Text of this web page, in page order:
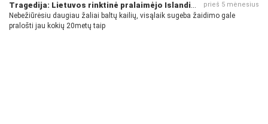
prieš 5 mėnesius
Nebežiūrėsiu daugiau žaliai baltų kailių, visąlaik sugeba žaidimo gale
pralošti jau kokių 20metų taip